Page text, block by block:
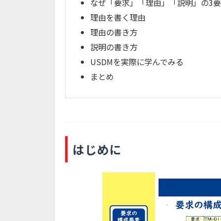
なぜ「要求」「理由」「説明」の3
理由を書く理由
理由の書き方
説明の書き方
USDMを実際に学んでみる
まとめ
はじめに